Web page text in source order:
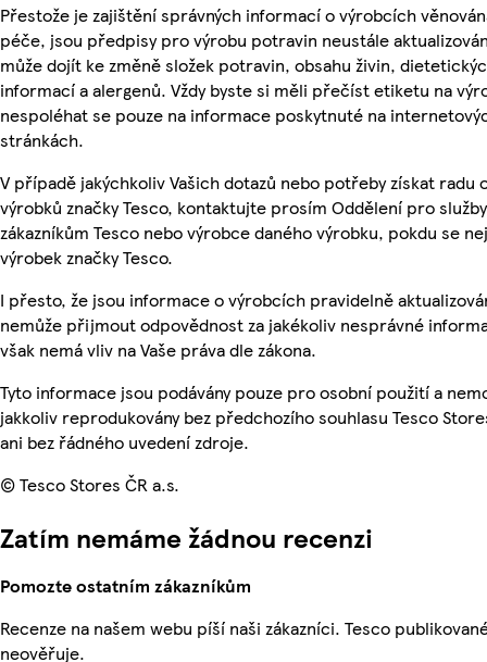
Přestože je zajištění správných informací o výrobcích
péče, jsou předpisy pro výrobu potravin neustále
může dojít ke změně složek potravin, obsahu živin,
informací a alergenů. Vždy byste si měli přečíst etiketu na
nespoléhat se pouze na informace poskytnuté na
stránkách.
V případě jakýchkoliv Vašich dotazů nebo potřeby získat radu
výrobků značky Tesco, kontaktujte prosím Oddělení pro služby
zákazníkům Tesco nebo výrobce daného výrobku, pokdu se
výrobek značky Tesco.
I přesto, že jsou informace o výrobcích pravidelně
nemůže přijmout odpovědnost za jakékoliv nesprávné
však nemá vliv na Vaše práva dle zákona.
Tyto informace jsou podávány pouze pro osobní použití a
jakkoliv reprodukovány bez předchozího souhlasu Tesco
ani bez řádného uvedení zdroje.
© Tesco Stores ČR a.s.
Zatím nemáme žádnou recenzi
Pomozte ostatním zákazníkům
Recenze na našem webu píší naši zákazníci. Tesco
neověřuje.